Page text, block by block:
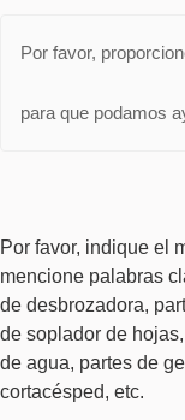
Por favor, indique el
mencione palabras
de desbrozadora,
de soplador de
de agua, partes de
cortacésped, etc.